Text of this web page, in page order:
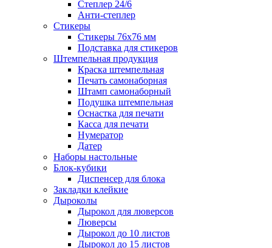
Степлер 24/6
Анти-степлер
Стикеры
Стикеры 76x76 мм
Подставка для стикеров
Штемпельная продукция
Краска штемпельная
Печать самонаборная
Штамп самонаборный
Подушка штемпельная
Оснастка для печати
Касса для печати
Нумератор
Датер
Наборы настольные
Блок-кубики
Диспенсер для блока
Закладки клейкие
Дыроколы
Дырокол для люверсов
Люверсы
Дырокол до 10 листов
Дырокол до 15 листов